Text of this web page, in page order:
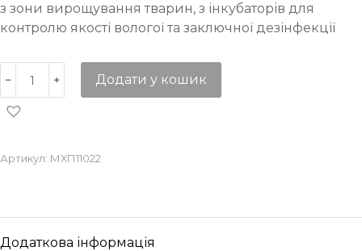
з зони вирощування тварин, з інкубаторів для
контролю якості вологої та заключної дезінфекції
Додати у кошик
Артикул: МХП11022
Додаткова інформація